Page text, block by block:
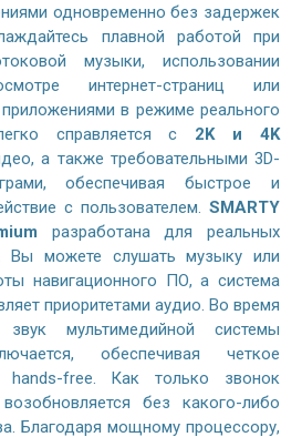
одновременно без задержек
плавной работой при
музыки, использовании
интернет-страниц или
в режиме реального
справляется с 2K и 4K
а также требовательными 3D-
обеспечивая быстрое и
с пользователем. SMARTY
разработана для реальных
Вы можете слушать музыку или
навигационного ПО, а система
приоритетами аудио. Во время
мультимедийной системы
обеспечивая четкое
free. Как только звонок
без какого-либо
Благодаря мощному процессору,